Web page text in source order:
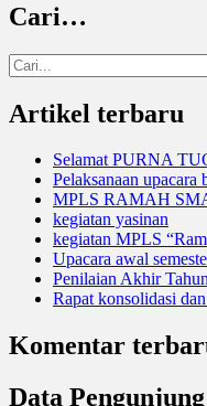
Cari…
Search
for:
Artikel terbaru
Selamat PURNA
Pelaksanaan upacara
MPLS RAMAH
kegiatan yasinan
kegiatan MPLS
Upacara awal
Penilaian Akhir
Rapat konsolidasi
Komentar
Data Pengunjung